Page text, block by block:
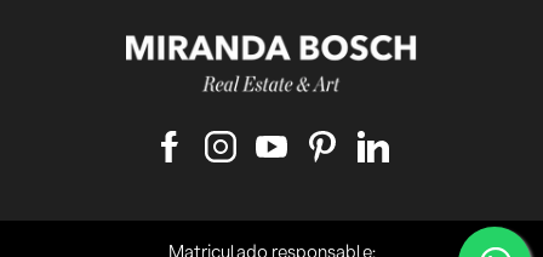
Matriculado responsable: